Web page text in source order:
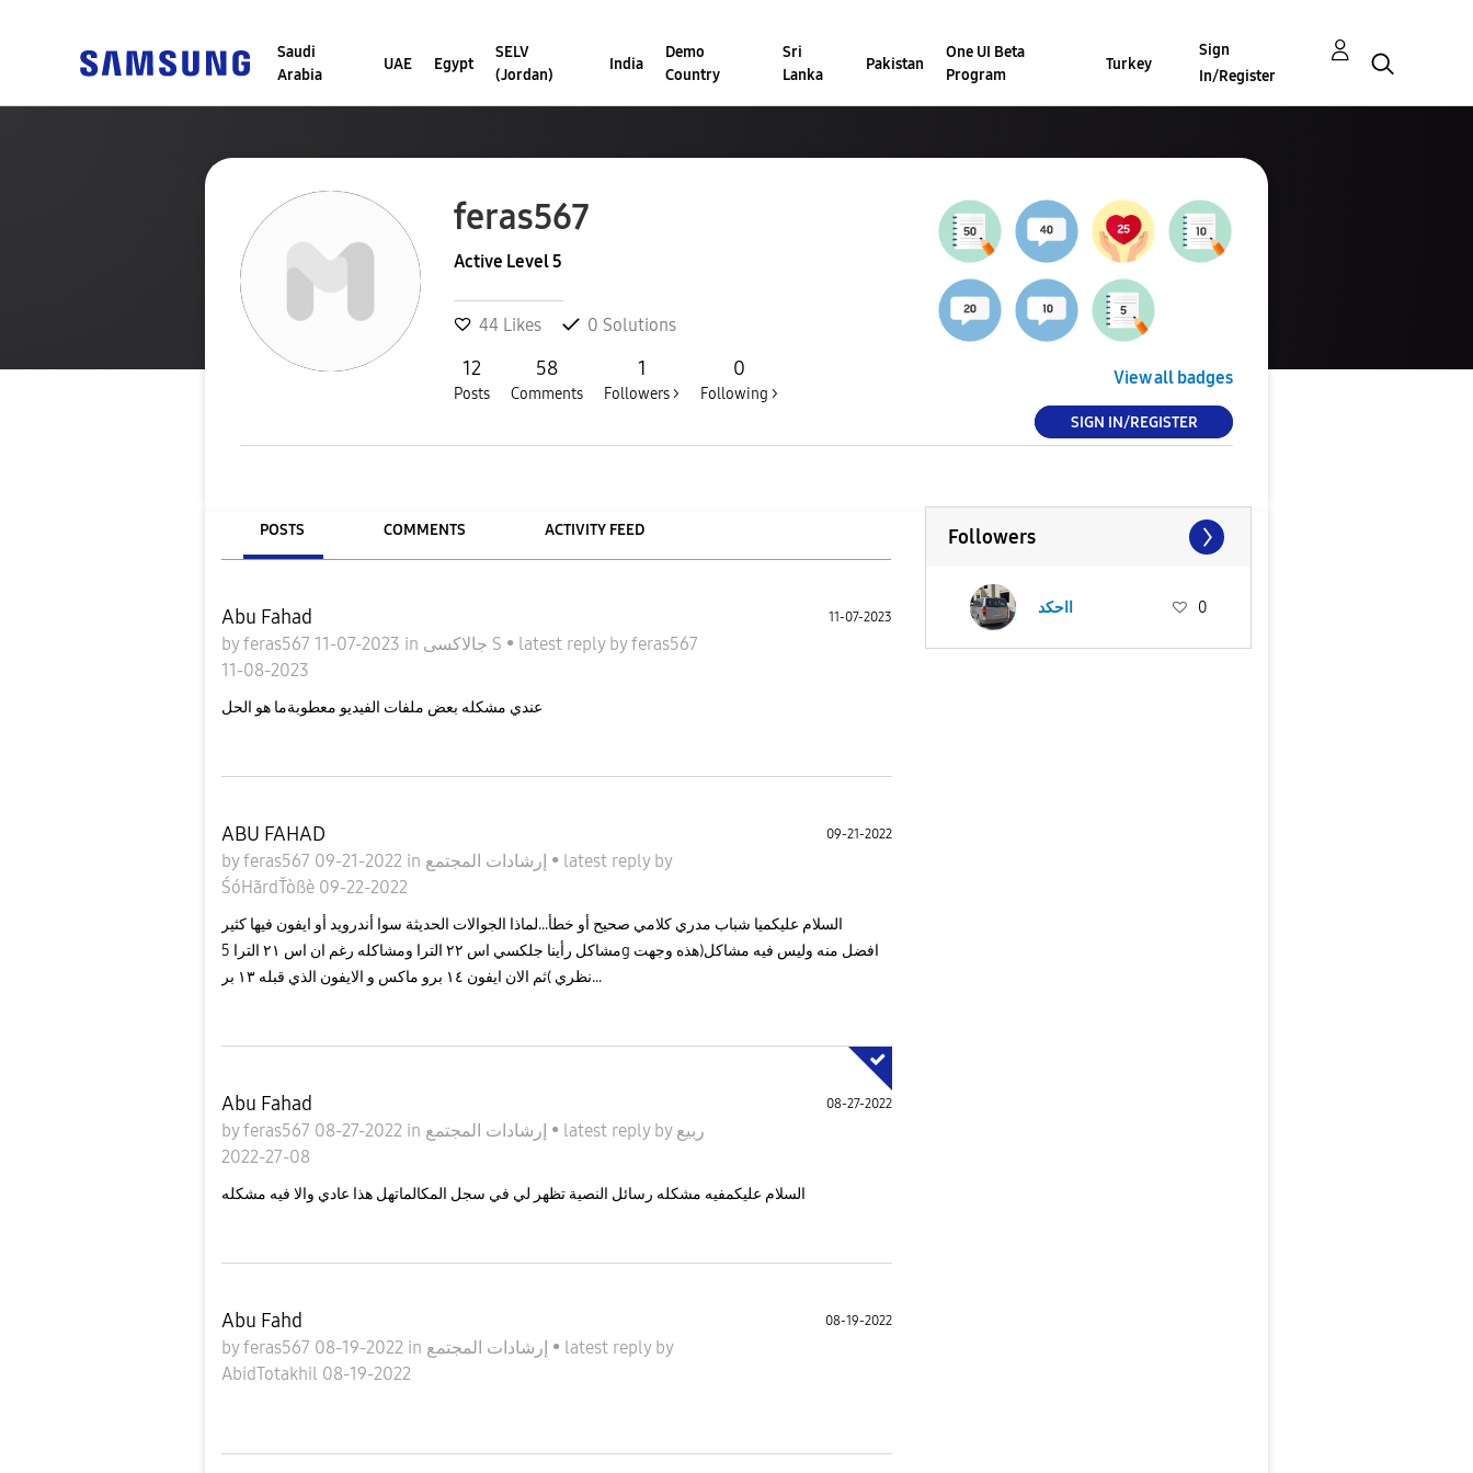
Saudi
Arabia
UAE Egypt
SELV
(Jordan)
India
Demo
Country
Sri
Lanka
Pakistan
One UI Beta
Program
Turkey
Sign
In/Register
feras567
Active Level 5
44 Likes 0 Solutions
12
Posts
58
Comments
1
Followers >
0
Following >
View all badges
SIGN IN/REGISTER
POSTS COMMENTS ACTIVITY FEED
Abu Fahad
byferas567 11-07-2023 in جالاكسى S • latest reply byferas567
11-08-2023
11-07-2023
عندي مشكله بعض ملفات الفيديو معطوبةما هو الحل
ABU FAHAD
byferas567 09-21-2022 in • latest reply by
ŚóHãrdŤòßè 09-22-2022
09-21-2022
السلام عليكميا شباب مدري كلامي صحيح أو خطأ...لماذا الجوالات الحديثة سوا أندرويد أو ايفون فيها كثير
مشاكل رأينا جلكسي اس ٢٢ الترا ومشاكله رغم ان اس ٢١ الترا 5g افضل منه وليس فيه مشاكل(هذه وجهت
نظري )ثم الان ايفون ١٤ برو ماكس و الايفون الذي قبله ١٣ بر...
Abu Fahad
byferas567 08-27-2022 in • latest reply by ربيع
08-27-2022
08-27-2022
السلام عليكمفيه مشكله رسائل النصية تظهر لي في سجل المكالماتهل هذا عادي والا فيه مشكله
Abu Fahd
byferas567 08-19-2022 in • latest reply by
AbidTotakhil 08-19-2022
08-19-2022
Followers
ااحكد 0